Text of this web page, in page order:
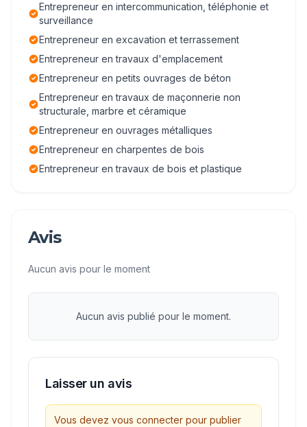
Entrepreneur en intercommunication, téléphonie et
surveillance
Entrepreneur en excavation et terrassement
Entrepreneur en travaux d'emplacement
Entrepreneur en petits ouvrages de béton
Entrepreneur en travaux de maçonnerie non
structurale, marbre et céramique
Entrepreneur en ouvrages métalliques
Entrepreneur en charpentes de bois
Entrepreneur en travaux de bois et plastique
Avis
Aucun avis pour le moment
Aucun avis publié pour le moment.
Laisser un avis
Vous devez vous connecter pour publier